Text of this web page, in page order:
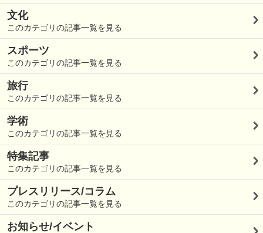
文化
このカテゴリの記事一覧を見る
スポーツ
このカテゴリの記事一覧を見る
旅行
このカテゴリの記事一覧を見る
学術
このカテゴリの記事一覧を見る
特集記事
このカテゴリの記事一覧を見る
プレスリリース/コラム
このカテゴリの記事一覧を見る
お知らせ/イベント